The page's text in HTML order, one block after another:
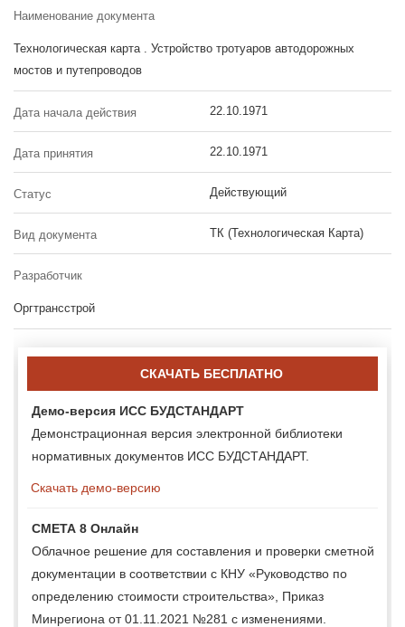
Наименование документа
Технологическая карта . Устройство тротуаров автодорожных
мостов и путепроводов
Дата начала действия 22.10.1971
Дата принятия 22.10.1971
Статус Действующий
Вид документа ТК (Технологическая Карта)
Разработчик
Оргтрансстрой
СКАЧАТЬ БЕСПЛАТНО
Демо-версия ИСС БУДСТАНДАРТ
Демонстрационная версия электронной библиотеки
нормативных документов ИСС БУДСТАНДАРТ.
Скачать демо-версию
СМЕТА 8 Онлайн
Облачное решение для составления и проверки сметной
документации в соответствии с КНУ «Руководство по
определению стоимости строительства», Приказ
Минрегиона от 01.11.2021 №281 с изменениями.